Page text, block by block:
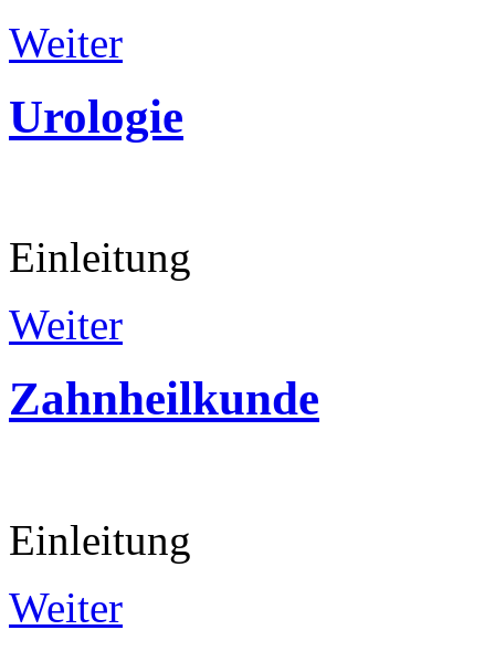
Weiter
Urologie
Einleitung
Weiter
Zahnheilkunde
Einleitung
Weiter